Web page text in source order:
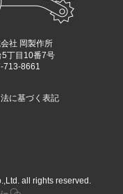
社 岡製作所
丁目10番7号
713-8661
に基づく表記
all rights reserved.